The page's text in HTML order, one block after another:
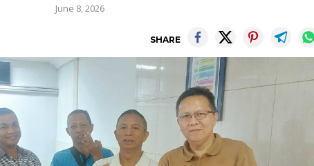
June 8, 2026
SHARE